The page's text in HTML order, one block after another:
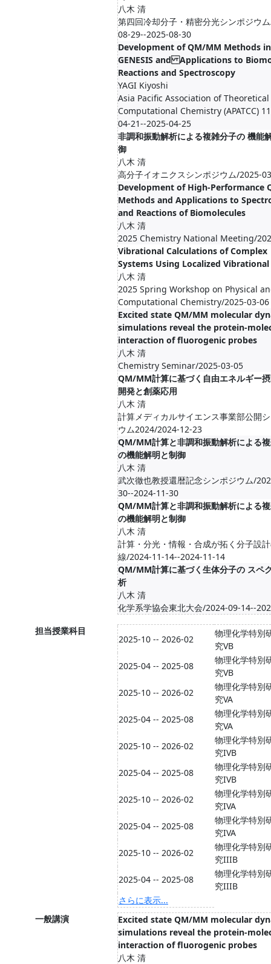
八木 清
第四回冷却分子・精密分光シンポジウ
08-29--2025-08-30
Development of QM/MM Methods in
GENESIS and Applications to
Reactions and Spectroscopy
YAGI Kiyoshi
Asia Pacific Association of
Computational Chemistry (APATCC)
04-21--2025-04-25
非調和振動解析による複雑分子の 機能
御
八木 清
高分子イオニクスシンポジウム/2025-
Development of High-Performance
Methods and Applications to
and Reactions of Biomolecules
八木 清
2025 Chemistry National Meeting/
Vibrational Calculations of Complex
Systems Using Localized
八木 清
2025 Spring Workshop on Physical
Computational Chemistry/2025-03-06
Excited state QM/MM molecular
simulations reveal the protein-
interaction of fluorogenic probes
八木 清
Chemistry Seminar/2025-03-05
QM/MM計算に基づく自由エネルギー
開発と創薬応用
八木 清
計算メディカルサイエンス事業部公開
ウム2024/2024-12-23
QM/MM計算と非調和振動解析による
の機能解明と制御
八木 清
武次徹也教授還暦記念シンポジウム/
30--2024-11-30
QM/MM計算と非調和振動解析による
の機能解明と制御
八木 清
計算・分光・情報・合成が拓く分子設
線/2024-11-14--2024-11-14
QM/MM計算に基づく生体分子の スペ
析
八木 清
化学系学協会東北大会/2024-09-14--
担当授業科目
2025-10 -- 2026-02
物理化学特別
究VB
2025-04 -- 2025-08
物理化学特別
究VB
2025-10 -- 2026-02
物理化学特別
究VA
2025-04 -- 2025-08
物理化学特別
究VA
2025-10 -- 2026-02
物理化学特別
究IVB
2025-04 -- 2025-08
物理化学特別
究IVB
2025-10 -- 2026-02
物理化学特別
究IVA
2025-04 -- 2025-08
物理化学特別
究IVA
2025-10 -- 2026-02
物理化学特別
究IIIB
2025-04 -- 2025-08
物理化学特別
究IIIB
さらに表示...
一般講演
Excited state QM/MM molecular
simulations reveal the protein-
interaction of fluorogenic probes
八木 清